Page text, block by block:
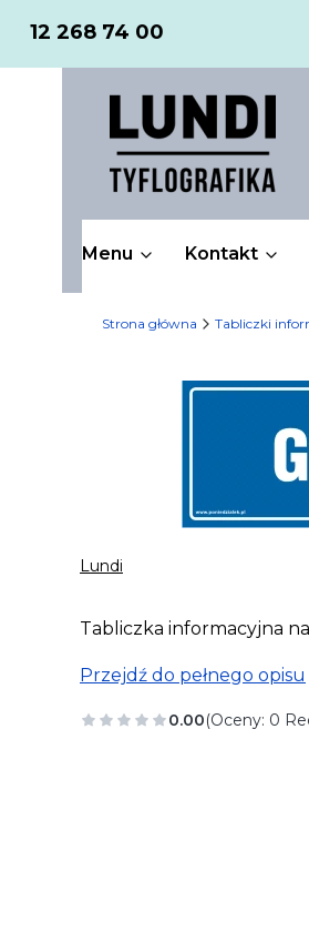
12 268 74 00
Menu Kontakt
Strona główna Tabliczki
Lundi
Tabliczka informacyjna
Przejdź do pełnego opisu
0.00(Oceny: 0